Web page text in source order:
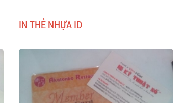
IN THẺ NHỰA ID